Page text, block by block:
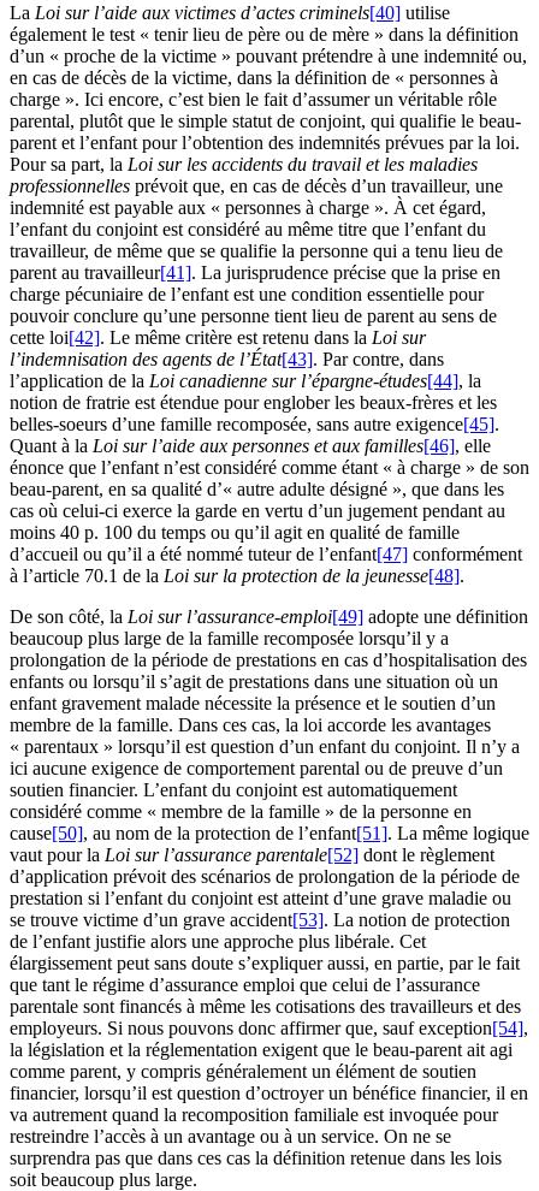
La Loi sur l’aide aux victimes d’actes criminels[40] utilise
également le test « tenir lieu de père ou de mère » dans la définition
d’un « proche de la victime » pouvant prétendre à une indemnité ou,
en cas de décès de la victime, dans la définition de « personnes à
charge ». Ici encore, c’est bien le fait d’assumer un véritable rôle
parental, plutôt que le simple statut de conjoint, qui qualifie le beau-
parent et l’enfant pour l’obtention des indemnités prévues par la loi.
Pour sa part, la Loi sur les accidents du travail et les maladies
professionnelles prévoit que, en cas de décès d’un travailleur, une
indemnité est payable aux « personnes à charge ». À cet égard,
l’enfant du conjoint est considéré au même titre que l’enfant du
travailleur, de même que se qualifie la personne qui a tenu lieu de
parent au travailleur[41]. La jurisprudence précise que la prise en
charge pécuniaire de l’enfant est une condition essentielle pour
pouvoir conclure qu’une personne tient lieu de parent au sens de
cette loi[42]. Le même critère est retenu dans la Loi sur
l’indemnisation des agents de l’État[43]. Par contre, dans
l’application de la Loi canadienne sur l’épargne-études[44], la
notion de fratrie est étendue pour englober les beaux-frères et les
belles-soeurs d’une famille recomposée, sans autre exigence[45].
Quant à la Loi sur l’aide aux personnes et aux familles[46], elle
énonce que l’enfant n’est considéré comme étant « à charge » de son
beau-parent, en sa qualité d’« autre adulte désigné », que dans les
cas où celui-ci exerce la garde en vertu d’un jugement pendant au
moins 40 p. 100 du temps ou qu’il agit en qualité de famille
d’accueil ou qu’il a été nommé tuteur de l’enfant[47] conformément
à l’article 70.1 de la Loi sur la protection de la jeunesse[48].
De son côté, la Loi sur l’assurance-emploi[49] adopte une définition
beaucoup plus large de la famille recomposée lorsqu’il y a
prolongation de la période de prestations en cas d’hospitalisation des
enfants ou lorsqu’il s’agit de prestations dans une situation où un
enfant gravement malade nécessite la présence et le soutien d’un
membre de la famille. Dans ces cas, la loi accorde les avantages
« parentaux » lorsqu’il est question d’un enfant du conjoint. Il n’y a
ici aucune exigence de comportement parental ou de preuve d’un
soutien financier. L’enfant du conjoint est automatiquement
considéré comme « membre de la famille » de la personne en
cause[50], au nom de la protection de l’enfant[51]. La même logique
vaut pour la Loi sur l’assurance parentale[52] dont le règlement
d’application prévoit des scénarios de prolongation de la période de
prestation si l’enfant du conjoint est atteint d’une grave maladie ou
se trouve victime d’un grave accident[53]. La notion de protection
de l’enfant justifie alors une approche plus libérale. Cet
élargissement peut sans doute s’expliquer aussi, en partie, par le fait
que tant le régime d’assurance emploi que celui de l’assurance
parentale sont financés à même les cotisations des travailleurs et des
employeurs. Si nous pouvons donc affirmer que, sauf exception[54],
la législation et la réglementation exigent que le beau-parent ait agi
comme parent, y compris généralement un élément de soutien
financier, lorsqu’il est question d’octroyer un bénéfice financier, il en
va autrement quand la recomposition familiale est invoquée pour
restreindre l’accès à un avantage ou à un service. On ne se
surprendra pas que dans ces cas la définition retenue dans les lois
soit beaucoup plus large.